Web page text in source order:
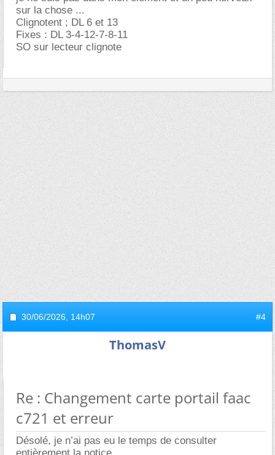
sur la chose ...
Clignotent ; DL 6 et 13
Fixes : DL 3-4-12-7-8-11
SO sur lecteur clignote
30/06/2026, 14h07 #4
ThomasV
Re : Changement carte portail faac
c721 et erreur
Désolé, je n’ai pas eu le temps de consulter